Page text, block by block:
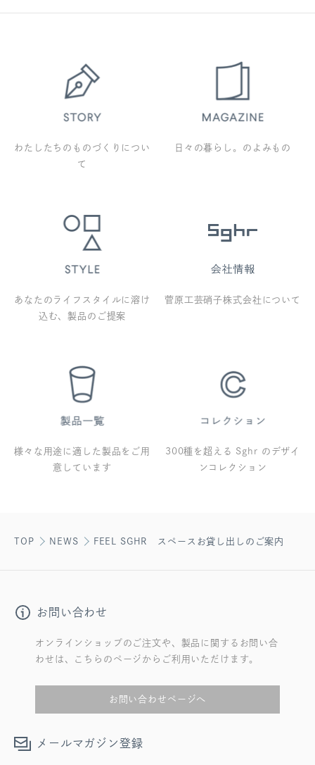
わたしたちのものづくりについ
て
日々の暮らし。のよみもの
あなたのライフスタイルに溶け
込む、製品のご提案
菅原工芸硝子株式会社について
様々な用途に適した製品をご用
意しています
300種を超える Sghr のデザイ
ンコレクション
TOP NEWS FEEL SGHR スペースお貸し出しのご案内
お問い合わせ
オンラインショップのご注文や、製品に関するお問い合
わせは、こちらのページからご利用いただけます。
お問い合わせページへ
メールマガジン登録